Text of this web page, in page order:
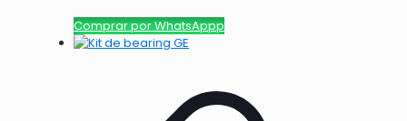
Comprar por WhatsAppp